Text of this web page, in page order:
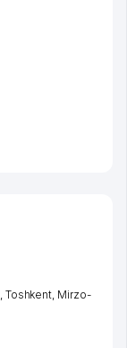
Toshkent Mirzo-